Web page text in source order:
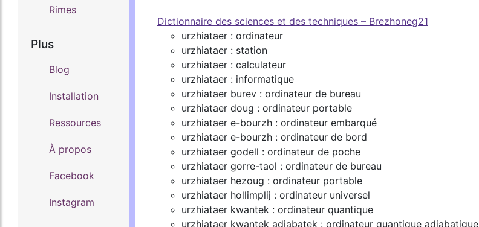
Rimes
Plus
Blog
Installation
Ressources
À propos
Facebook
Instagram
Dictionnaire des sciences et des techniques – Brezhoneg21
urzhiataer : ordinateur
urzhiataer : station
urzhiataer : calculateur
urzhiataer : informatique
urzhiataer burev : ordinateur de bureau
urzhiataer doug : ordinateur portable
urzhiataer e-bourzh : ordinateur embarqué
urzhiataer e-bourzh : ordinateur de bord
urzhiataer godell : ordinateur de poche
urzhiataer gorre-taol : ordinateur de bureau
urzhiataer hezoug : ordinateur portable
urzhiataer hollimplij : ordinateur universel
urzhiataer kwantek : ordinateur quantique
urzhiataer kwantek adiabatek : ordinateur quantique adiabatique